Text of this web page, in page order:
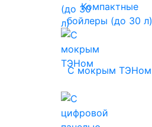
Компактные
бойлеры (до 30 л)
С мокрым ТЭНом